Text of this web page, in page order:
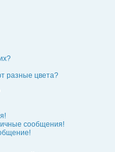
разные цвета?
сообщения!